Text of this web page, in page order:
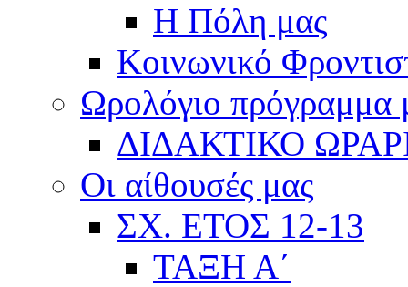
Η Πόλη μας
Κοινωνικό
Ωρολόγιο πρόγραμμα
ΔΙΔΑΚΤΙΚΟ
Οι αίθουσές μας
ΣΧ. ΕΤΟΣ 12-13
ΤΑΞΗ Α΄